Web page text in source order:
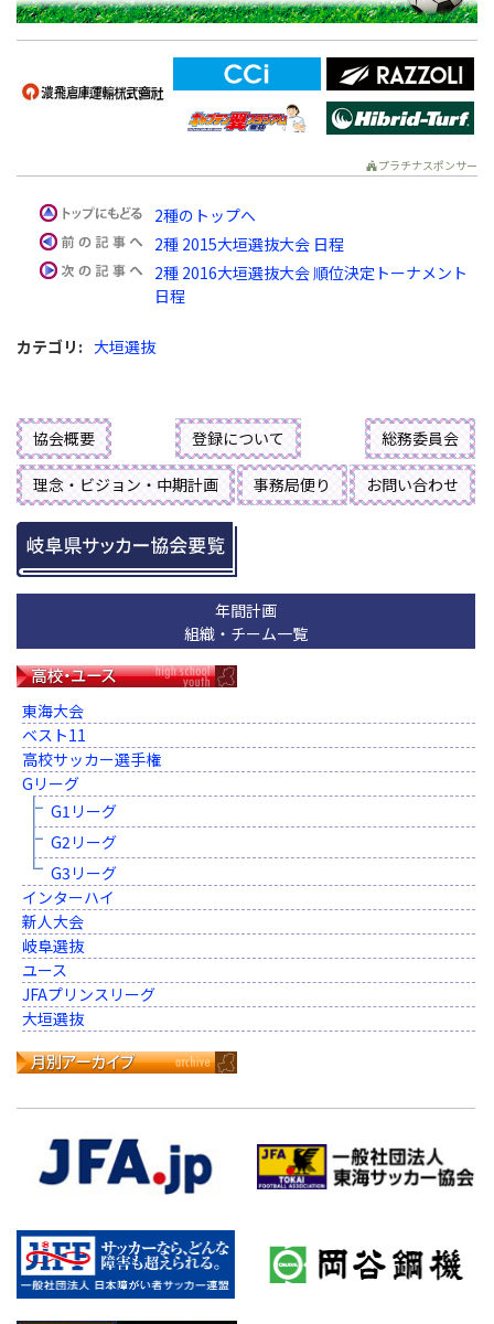
プラチナスポンサー
2種のトップへ
2種 2015大垣選抜大会 日程
2種 2016大垣選抜大会 順位決定トーナメント
日程
カテゴリ : 大垣選抜
協会概要 登録について 総務委員会
理念・ビジョン・中期計画 事務局便り お問い合わせ
年間計画
組織・チーム一覧
東海大会
ベスト11
高校サッカー選手権
Gリーグ
G1リーグ
G2リーグ
G3リーグ
インターハイ
新人大会
岐阜選抜
ユース
JFAプリンスリーグ
大垣選抜